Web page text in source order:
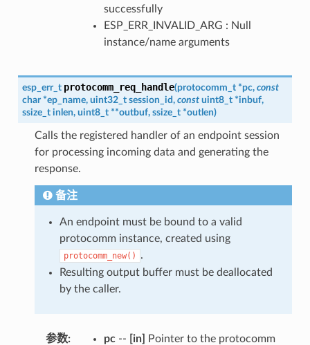
successfully
ESP_ERR_INVALID_ARG : Null
instance/name arguments
esp_err_t protocomm_req_handle(protocomm_t *pc, const
char *ep_name, uint32_t session_id, const uint8_t *inbuf,
ssize_t inlen, uint8_t **outbuf, ssize_t *outlen)
Calls the registered handler of an endpoint session
for processing incoming data and generating the
response.
备注
An endpoint must be bound to a valid
protocomm instance, created using
protocomm_new()
.
Resulting output buffer must be deallocated
by the caller.
参数: pc-- [in]
Pointer to the protocomm